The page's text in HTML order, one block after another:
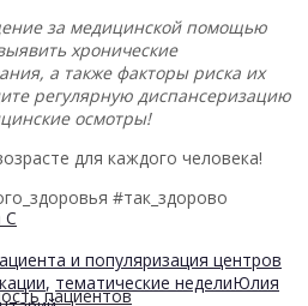
С
пациентов
за медицинской помощью
хронические
а также факторы риска их
регулярную диспансеризацию
осмотры!
для каждого человека!
#так_здорово
и популяризация центров
, тематические неделиЮлия